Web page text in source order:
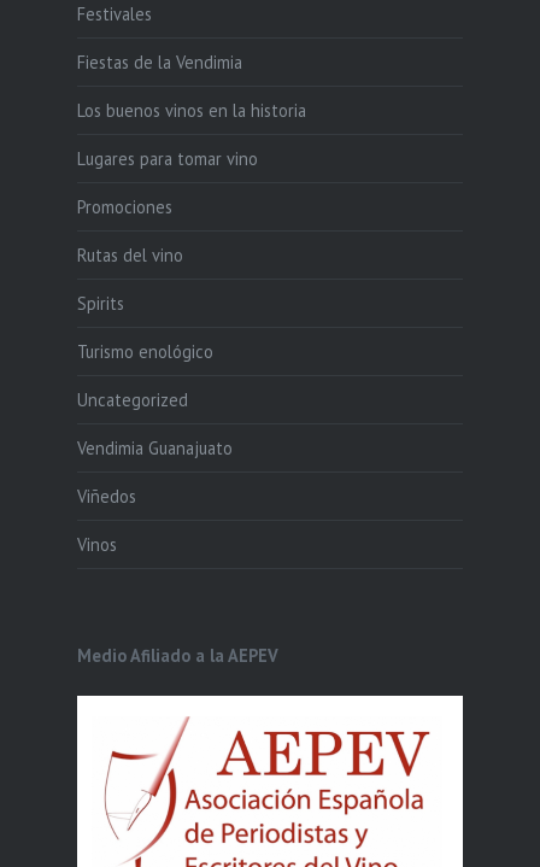
Festivales
Fiestas de la Vendimia
Los buenos vinos en la historia
Lugares para tomar vino
Promociones
Rutas del vino
Spirits
Turismo enológico
Uncategorized
Vendimia Guanajuato
Viñedos
Vinos
Medio Afiliado a la AEPEV